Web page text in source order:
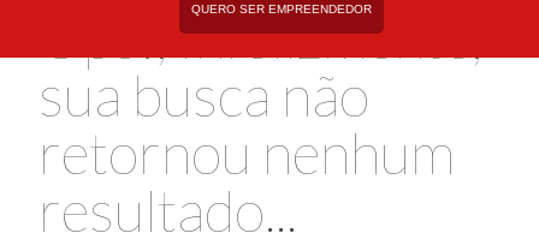
QUERO SER EMPREENDEDOR
Ops!, Infelizmente,
sua busca não
retornou nenhum
resultado...